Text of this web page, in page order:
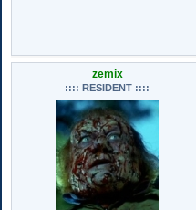
zemix
:::: RESIDENT ::::